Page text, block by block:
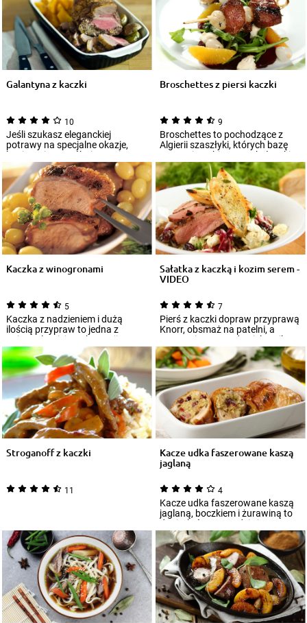
Galantyna z kaczki
10
Jeśli szukasz eleganckiej
potrawy na specjalne okazje,
koniecznie wypróbuj przepis na
pyszną gala...
Broschettes z piersi kaczki
9
Broschettes to pochodzące z
Algierii szaszłyki, których bazę
stanowią nabite na wykałaczki
kawałk...
Kaczka z winogronami
5
Kaczka z nadzieniem i dużą
ilością przypraw to jedna z
najpopularniejszych wersji
potraw na bazie...
Sałatka z kaczką i kozim serem -
VIDEO
7
Pierś z kaczki dopraw przyprawą
Knorr, obsmaż na patelni, a
następnie wstaw do piekarnika
nagrzan...
Stroganoff z kaczki
11
Kacze udka faszerowane kaszą
jaglaną
4
Kacze udka faszerowane kaszą
jaglaną, boczkiem i żurawiną to
danie, które sprawdzi się na
świątec...